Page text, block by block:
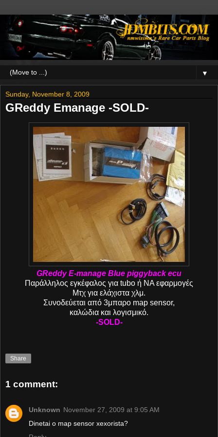
▼
Sunday, November 8, 2009
GReddy Emanage -SOLD-
GReddy E-manage Blue piggyback ecu
Παράλληλος εγκέφαλος για tubo ή ΝΑ εφαρμογές
Μτχ για ελάχιστα χλμ.
Συνοδεύεται από 3μπαρο map sensor,
καλώδια και λογισμικό.
-SOLD-
Share
1 comment:
Unknown November 27, 2009 at 9:05 AM
Dinetai o map sensor xexorista?